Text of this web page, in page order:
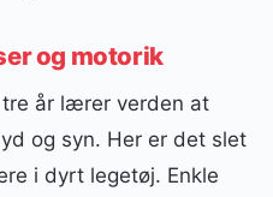
og motorik
år lærer verden at
og syn. Her er det slet
i dyrt legetøj. Enkle